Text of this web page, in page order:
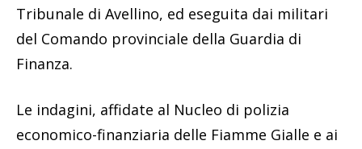
Tribunale di Avellino, ed eseguita dai militari
del Comando provinciale della Guardia di
Finanza.
Le indagini, affidate al Nucleo di polizia
economico-finanziaria delle Fiamme Gialle e ai